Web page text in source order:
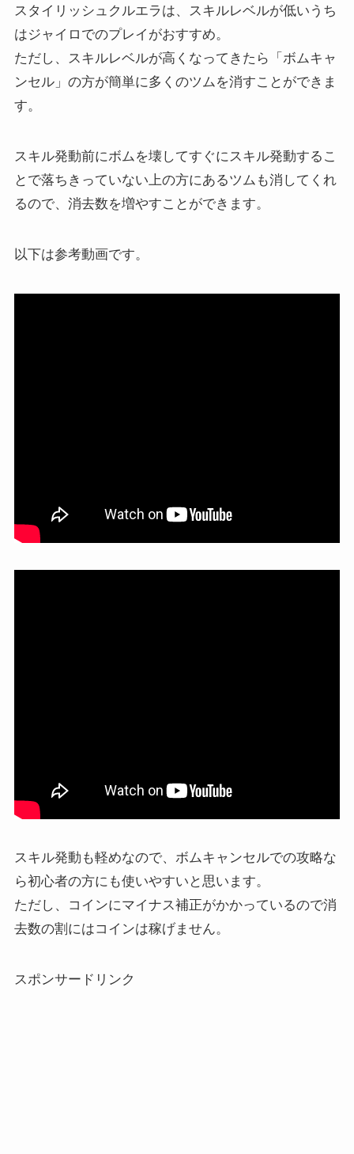
スタイリッシュクルエラは、スキルレベルが低いうち
はジャイロでのプレイがおすすめ。
ただし、スキルレベルが高くなってきたら「ボムキャ
ンセル」の方が簡単に多くのツムを消すことができま
す。
スキル発動前にボムを壊してすぐにスキル発動するこ
とで落ちきっていない上の方にあるツムも消してくれ
るので、消去数を増やすことができます。
以下は参考動画です。
スキル発動も軽めなので、ボムキャンセルでの攻略な
ら初心者の方にも使いやすいと思います。
ただし、コインにマイナス補正がかかっているので消
去数の割にはコインは稼げません。
スポンサードリンク